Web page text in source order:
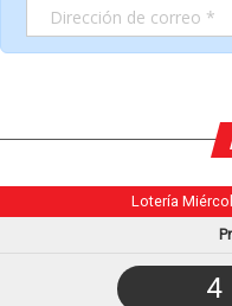
Lotería